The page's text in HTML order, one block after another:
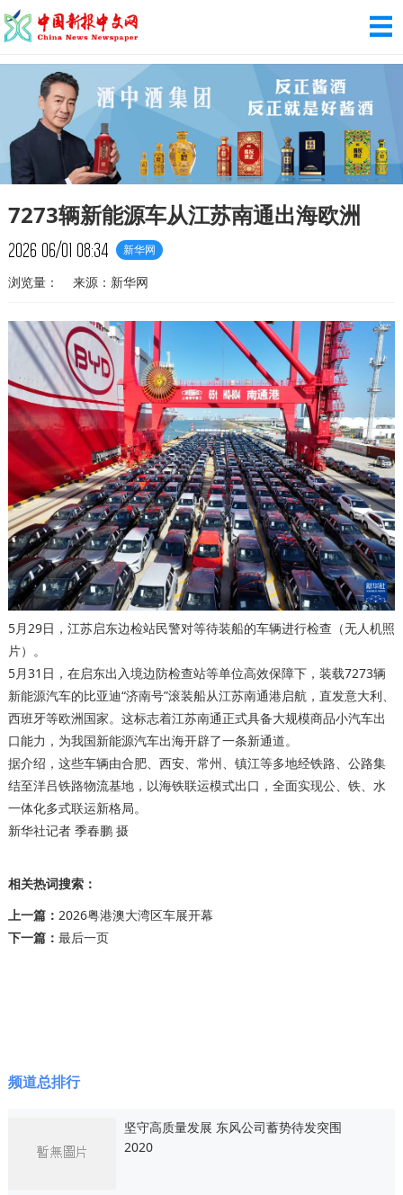
7273辆新能源车从江苏南通出海欧洲
2026 06/01 08:34 新华网
浏览量： 来源：新华网
5月29日，江苏启东边检站民警对等待装船的车辆进行检查（无人机照
片）。
5月31日，在启东出入境边防检查站等单位高效保障下，装载7273辆
新能源汽车的比亚迪“济南号”滚装船从江苏南通港启航，直发意大利、
西班牙等欧洲国家。这标志着江苏南通正式具备大规模商品小汽车出
口能力，为我国新能源汽车出海开辟了一条新通道。
据介绍，这些车辆由合肥、西安、常州、镇江等多地经铁路、公路集
结至洋吕铁路物流基地，以海铁联运模式出口，全面实现公、铁、水
一体化多式联运新格局。
新华社记者 季春鹏 摄
相关热词搜索：
上一篇： 2026粤港澳大湾区车展开幕
下一篇： 最后一页
频道总排行
坚守高质量发展 东风公司蓄势待发突围
2020